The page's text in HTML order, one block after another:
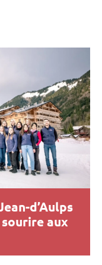
d’Aulps
aux